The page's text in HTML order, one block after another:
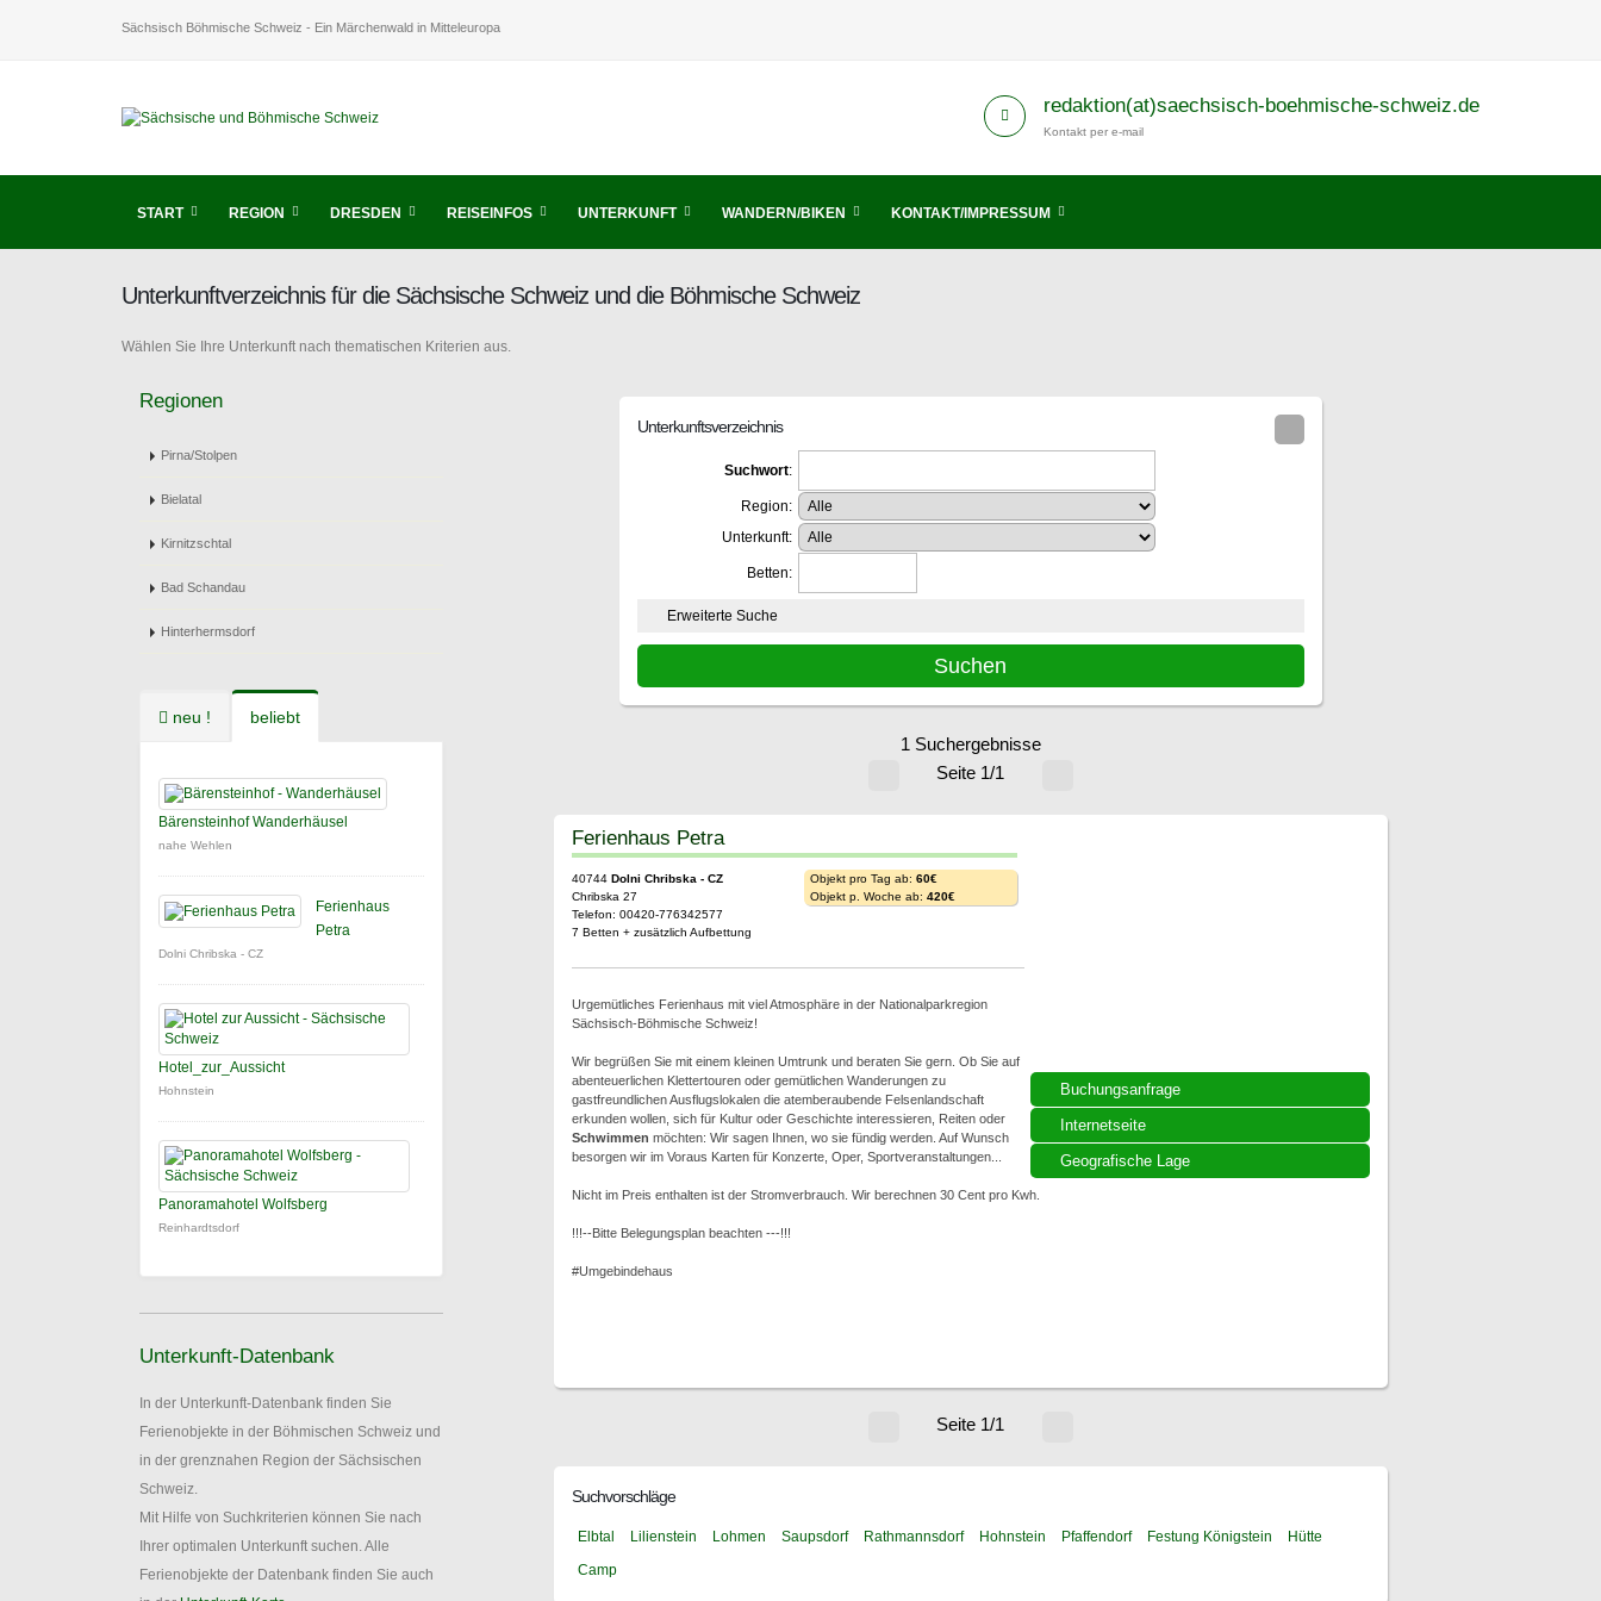
Sächsisch Böhmische Schweiz - Ein Märchenwald in Mitteleuropa
redaktion(at)saechsisch-boehmische-schweiz.de
Kontakt per e-mail
START REGION DRESDEN REISEINFOS UNTERKUNFT WANDERN/BIKEN KONTAKT/IMPRESSUM
Unterkunftverzeichnis für die Sächsische Schweiz und die Böhmische Schweiz
Wählen Sie Ihre Unterkunft nach thematischen Kriterien aus.
Regionen
Pirna/Stolpen
Bielatal
Kirnitzschtal
Bad Schandau
Hinterhermsdorf
neu ! beliebt
Bärensteinhof Wanderhäusel
nahe Wehlen
Ferienhaus
Petra
Dolni Chribska - CZ
Hotel_zur_Aussicht
Hohnstein
Panoramahotel Wolfsberg
Reinhardtsdorf
Unterkunft-Datenbank
In der Unterkunft-Datenbank finden Sie
Ferienobjekte in der Böhmischen Schweiz und
in der grenznahen Region der Sächsischen
Schweiz.
Mit Hilfe von Suchkriterien können Sie nach
Ihrer optimalen Unterkunft suchen. Alle
Ferienobjekte der Datenbank finden Sie auch
Unterkunftsverzeichnis
Suchwort:
Region:
Unterkunft:
Betten:
Erweiterte Suche
1 Suchergebnisse
Seite 1/1
Buchungsanfrage
Internetseite
Geografische Lage
Ferienhaus Petra
40744 Dolni Chribska - CZ
Chribska 27
Telefon: 00420-776342577
7 Betten + zusätzlich Aufbettung
Objekt pro Tag ab: 60€
Objekt p. Woche ab: 420€
Urgemütliches Ferienhaus mit viel Atmosphäre in der Nationalparkregion
Sächsisch-Böhmische Schweiz!
Wir begrüßen Sie mit einem kleinen Umtrunk und beraten Sie gern. Ob Sie auf
abenteuerlichen Klettertouren oder gemütlichen Wanderungen zu
gastfreundlichen Ausflugslokalen die atemberaubende Felsenlandschaft
erkunden wollen, sich für Kultur oder Geschichte interessieren, Reiten oder
Schwimmen möchten: Wir sagen Ihnen, wo sie fündig werden. Auf Wunsch
besorgen wir im Voraus Karten für Konzerte, Oper, Sportveranstaltungen...
Nicht im Preis enthalten ist der Stromverbrauch. Wir berechnen 30 Cent pro Kwh.
!!!--Bitte Belegungsplan beachten ---!!!
#Umgebindehaus
Seite 1/1
Suchvorschläge
Elbtal Lilienstein Lohmen Saupsdorf Rathmannsdorf Hohnstein Pfaffendorf Festung Königstein
Hütte
Camp